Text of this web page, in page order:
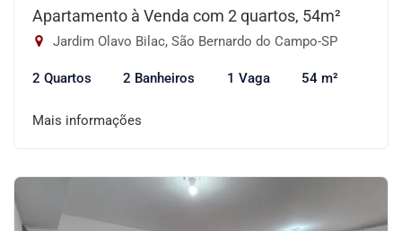
Apartamento à Venda com 2 quartos, 54m²
Jardim Olavo Bilac, São Bernardo do Campo-SP
2 Quartos 2 Banheiros 1 Vaga 54 m²
Mais informações